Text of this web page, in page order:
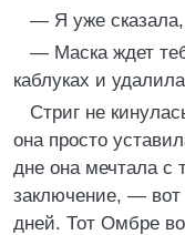
— Я уже
— Маска ждет
каблуках и
Стриг не
она просто
дне она мечтала с
заключение, — вот
дней. Тот Омбре